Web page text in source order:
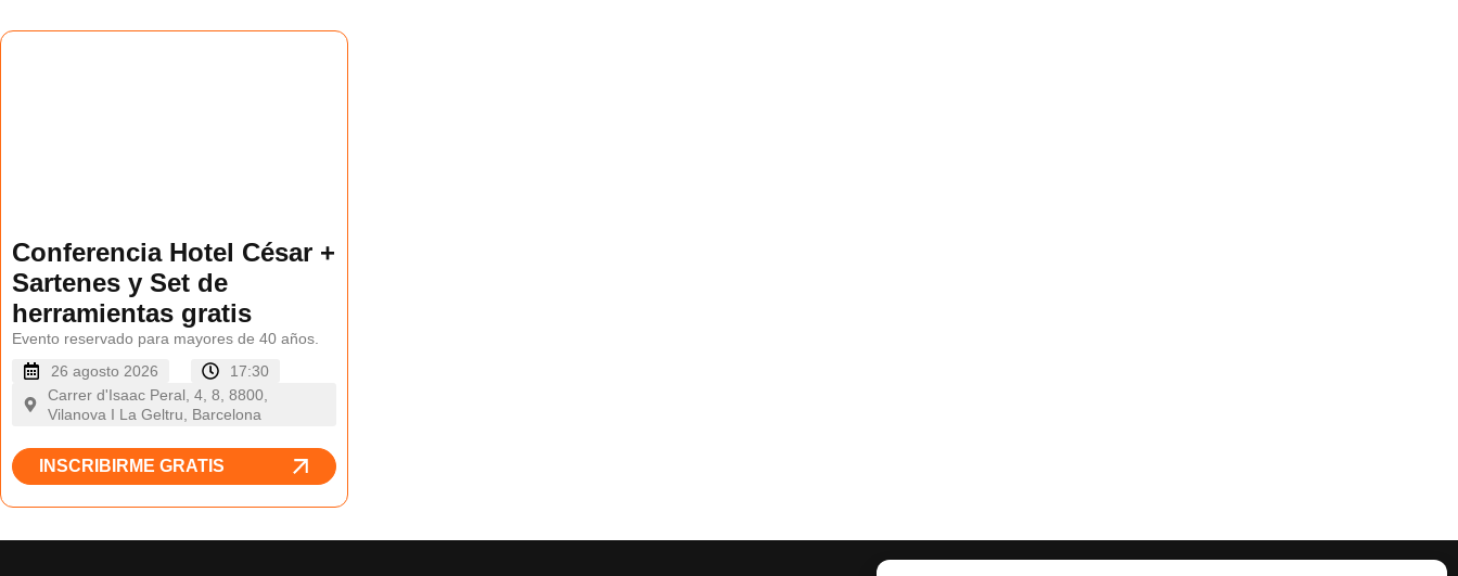
Conferencia Hotel César +
Sartenes y Set de
herramientas gratis
Evento reservado para mayores de 40 años.
26 agosto 2026
17:30
Carrer d'Isaac Peral, 4, 8, 8800,
Vilanova I La Geltru, Barcelona
INSCRIBIRME GRATIS